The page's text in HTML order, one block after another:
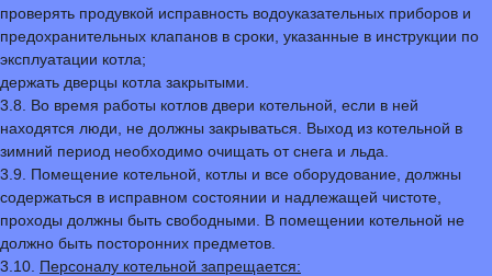
проверять продувкой исправность водоуказательных приборов и
предохранительных клапанов в сроки, указанные в инструкции по
эксплуатации котла;
держать дверцы котла закрытыми.
3.8. Во время работы котлов двери котельной, если в ней
находятся люди, не должны закрываться. Выход из котельной в
зимний период необходимо очищать от снега и льда.
3.9. Помещение котельной, котлы и все оборудование, должны
содержаться в исправном состоянии и надлежащей чистоте,
проходы должны быть свободными. В помещении котельной не
должно быть посторонних предметов.
3.10. Персоналу котельной запрещается: